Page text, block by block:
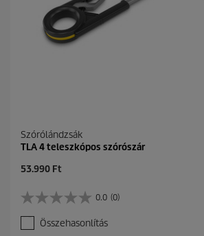
Szórólándzsák
TLA 4 teleszkópos szórószár
C
r
e
n
53.990 Ft
0.0 (0)
0
.
0
Összehasonlítás